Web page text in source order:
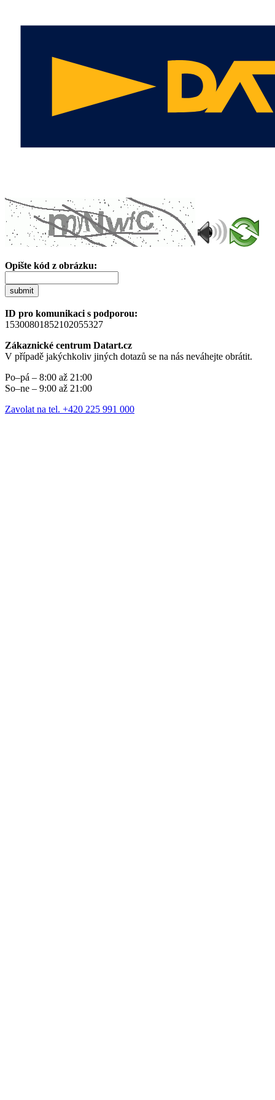
Opište kód z obrázku:
submit
ID pro komunikaci s podporou:
15300801852102055327
Zákaznické centrum Datart.cz
V případě jakýchkoliv jiných dotazů se na nás neváhejte obrátit.
Po–pá – 8:00 až 21:00
So–ne – 9:00 až 21:00
Zavolat na tel. +420 225 991 000